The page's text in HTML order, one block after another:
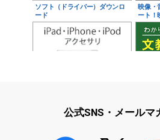
ソフト（ドライバー）ダウンロ
ード
映像・
ート！
公式SNS・メールマ